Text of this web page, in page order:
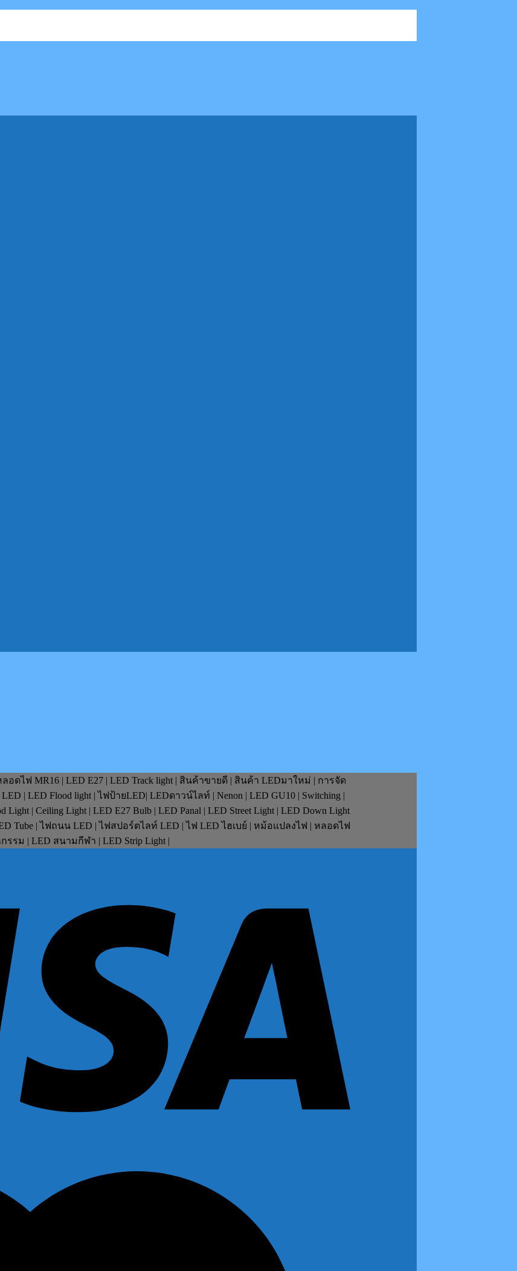
ไฟ MR16 | LED E27 | LED Track light | สินค้าขายดี | สินค้า LEDมาใหม่ | การจัด
| LED Flood light | ไฟป้ายLED| LEDดาวน์ไลท์ | Nenon | LED GU10 | Switching |
| Ceiling Light | LED E27 Bulb | LED Panal | LED Street Light | LED Down Light
Tube | ไฟถนน LED | ไฟสปอร์ตไลท์ LED | ไฟ LED ไฮเบย์ | หม้อแปลงไฟ | หลอดไฟ
รรม | LED สนามกีฬา | LED Strip Light |